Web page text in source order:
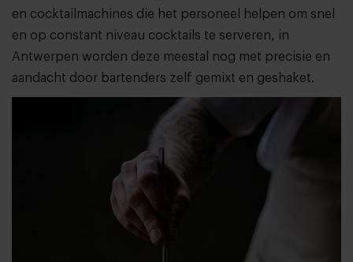
en cocktailmachines die het personeel helpen om snel
en op constant niveau cocktails te serveren, in
Antwerpen worden deze meestal nog met precisie en
aandacht door bartenders zelf gemixt en geshaket.